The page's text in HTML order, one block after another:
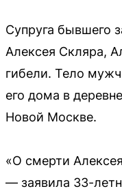
Супруга бывшего
Алексея Скляра,
гибели. Тело
его дома в
Новой Москве.
«О смерти
— заявила 33-